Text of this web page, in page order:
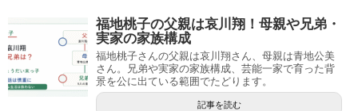
福地桃子の父親は哀川翔！母親や兄弟・
実家の家族構成
福地桃子さんの父親は哀川翔さん、母親は青地公美
さん。兄弟や実家の家族構成、芸能一家で育った背
景を公に出ている範囲でたどります。
記事を読む